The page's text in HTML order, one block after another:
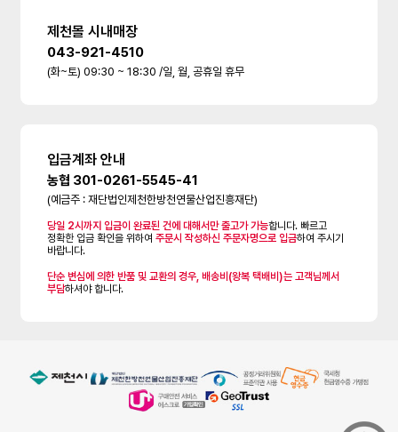
제천몰 시내매장
043-921-4510
(화~토) 09:30 ~ 18:30 /일, 월, 공휴일 휴무
입금계좌 안내
농협 301-0261-5545-41
(예금주 : 재단법인제천한방천연물산업진흥재단)
당일 2시까지 입금이 완료된 건에 대해서만 출고가 가능합니다. 빠르고
정확한 입금 확인을 위하여주문시 작성하신 주문자명으로 입금하여 주시기
바랍니다.
단순 변심에 의한 반품 및 교환의 경우, 배송비(왕복 택배비)는 고객님께서
부담하셔야 합니다.